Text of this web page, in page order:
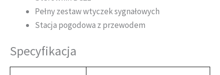
Pełny zestaw wtyczek sygnałowych
Stacja pogodowa z przewodem
Specyfikacja